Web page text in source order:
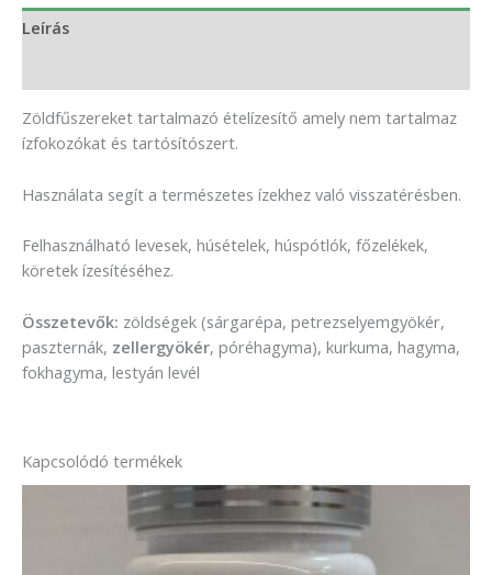
Leírás
Zöldfűszereket tartalmazó ételízesítő amely nem tartalmaz
ízfokozókat és tartósítószert.
Használata segít a természetes ízekhez való visszatérésben.
Felhasználható levesek, húsételek, húspótlók, főzelékek,
köretek ízesítéséhez.
Összetevők: zöldségek (sárgarépa, petrezselyemgyökér,
paszternák, zellergyökér, póréhagyma), kurkuma, hagyma,
fokhagyma, lestyán levél
Kapcsolódó termékek